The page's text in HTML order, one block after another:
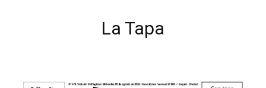
La Tapa